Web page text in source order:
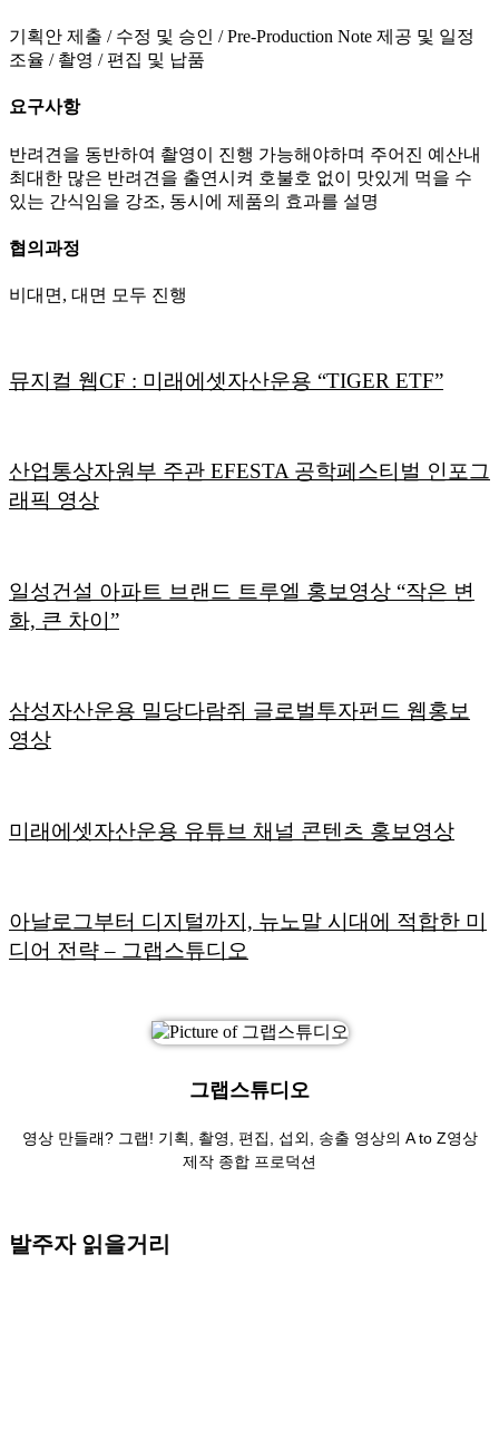
기획안 제출 / 수정 및 승인 / Pre-Production Note 제공 및 일정
조율 / 촬영 / 편집 및 납품
요구사항
반려견을 동반하여 촬영이 진행 가능해야하며 주어진 예산내
최대한 많은 반려견을 출연시켜 호불호 없이 맛있게 먹을 수
있는 간식임을 강조, 동시에 제품의 효과를 설명
협의과정
비대면, 대면 모두 진행
뮤지컬 웹CF : 미래에셋자산운용 “TIGER ETF”
산업통상자원부 주관 EFESTA 공학페스티벌 인포그
래픽 영상
일성건설 아파트 브랜드 트루엘 홍보영상 “작은 변
화, 큰 차이”
삼성자산운용 밀당다람쥐 글로벌투자펀드 웹홍보
영상
미래에셋자산운용 유튜브 채널 콘텐츠 홍보영상
아날로그부터 디지털까지, 뉴노말 시대에 적합한 미
디어 전략 – 그랩스튜디오
그랩스튜디오
영상 만들래? 그랩! 기획, 촬영, 편집, 섭외, 송출 영상의 A to Z영상
제작 종합 프로덕션
발주자 읽을거리